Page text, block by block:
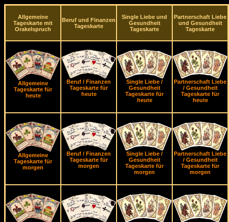
Allgemeine
Tageskarte mit
Orakelspruch
Beruf und Finanzen
Tageskarte
Single Liebe und
Gesundheit
Tageskarte
Partnerschaft Liebe
und Gesundheit
Tageskarte
Allgemeine
Tageskarte für
heute
Beruf / Finanzen
Tageskarte für
heute
Single Liebe /
Gesundheit
Tageskarte für
heute
Partnerschaft Liebe
/ Gesundheit
Tageskarte für
heute
Allgemeine
Tageskarte für
morgen
Beruf / Finanzen
Tageskarte für
morgen
Single Liebe /
Gesundheit
Tageskarte für
morgen
Partnerschaft Liebe
/ Gesundheit
Tageskarte für
morgen